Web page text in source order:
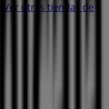
Ver otras tiendas de